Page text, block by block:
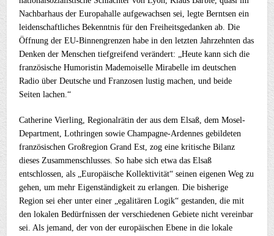
Nachbarhaus der Europahalle aufgewachsen sei, legte Berntsen ein
leidenschaftliches Bekenntnis für den Freiheitsgedanken ab. Die
Öffnung der EU-Binnengrenzen habe in den letzten Jahrzehnten das
Denken der Menschen tiefgreifend verändert: „Heute kann sich die
französische Humoristin Mademoiselle Mirabelle im deutschen
Radio über Deutsche und Franzosen lustig machen, und beide
Seiten lachen.“
Catherine Vierling, Regionalrätin der aus dem Elsaß, dem Mosel-
Department, Lothringen sowie Champagne-Ardennes gebildeten
französischen Großregion Grand Est, zog eine kritische Bilanz
dieses Zusammenschlusses. So habe sich etwa das Elsaß
entschlossen, als „Europäische Kollektivität“ seinen eigenen Weg zu
gehen, um mehr Eigenständigkeit zu erlangen. Die bisherige
Region sei eher unter einer „egalitären Logik“ gestanden, die mit
den lokalen Bedürfnissen der verschiedenen Gebiete nicht vereinbar
sei. Als jemand, der von der europäischen Ebene in die lokale